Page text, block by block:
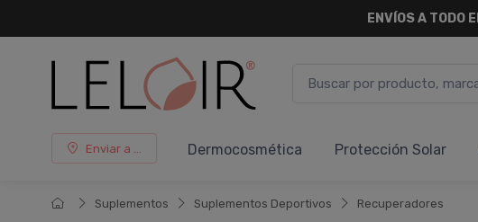
Enviar a ... Dermocosmética Protección Solar
Suplementos Suplementos Deportivos Recuperadores